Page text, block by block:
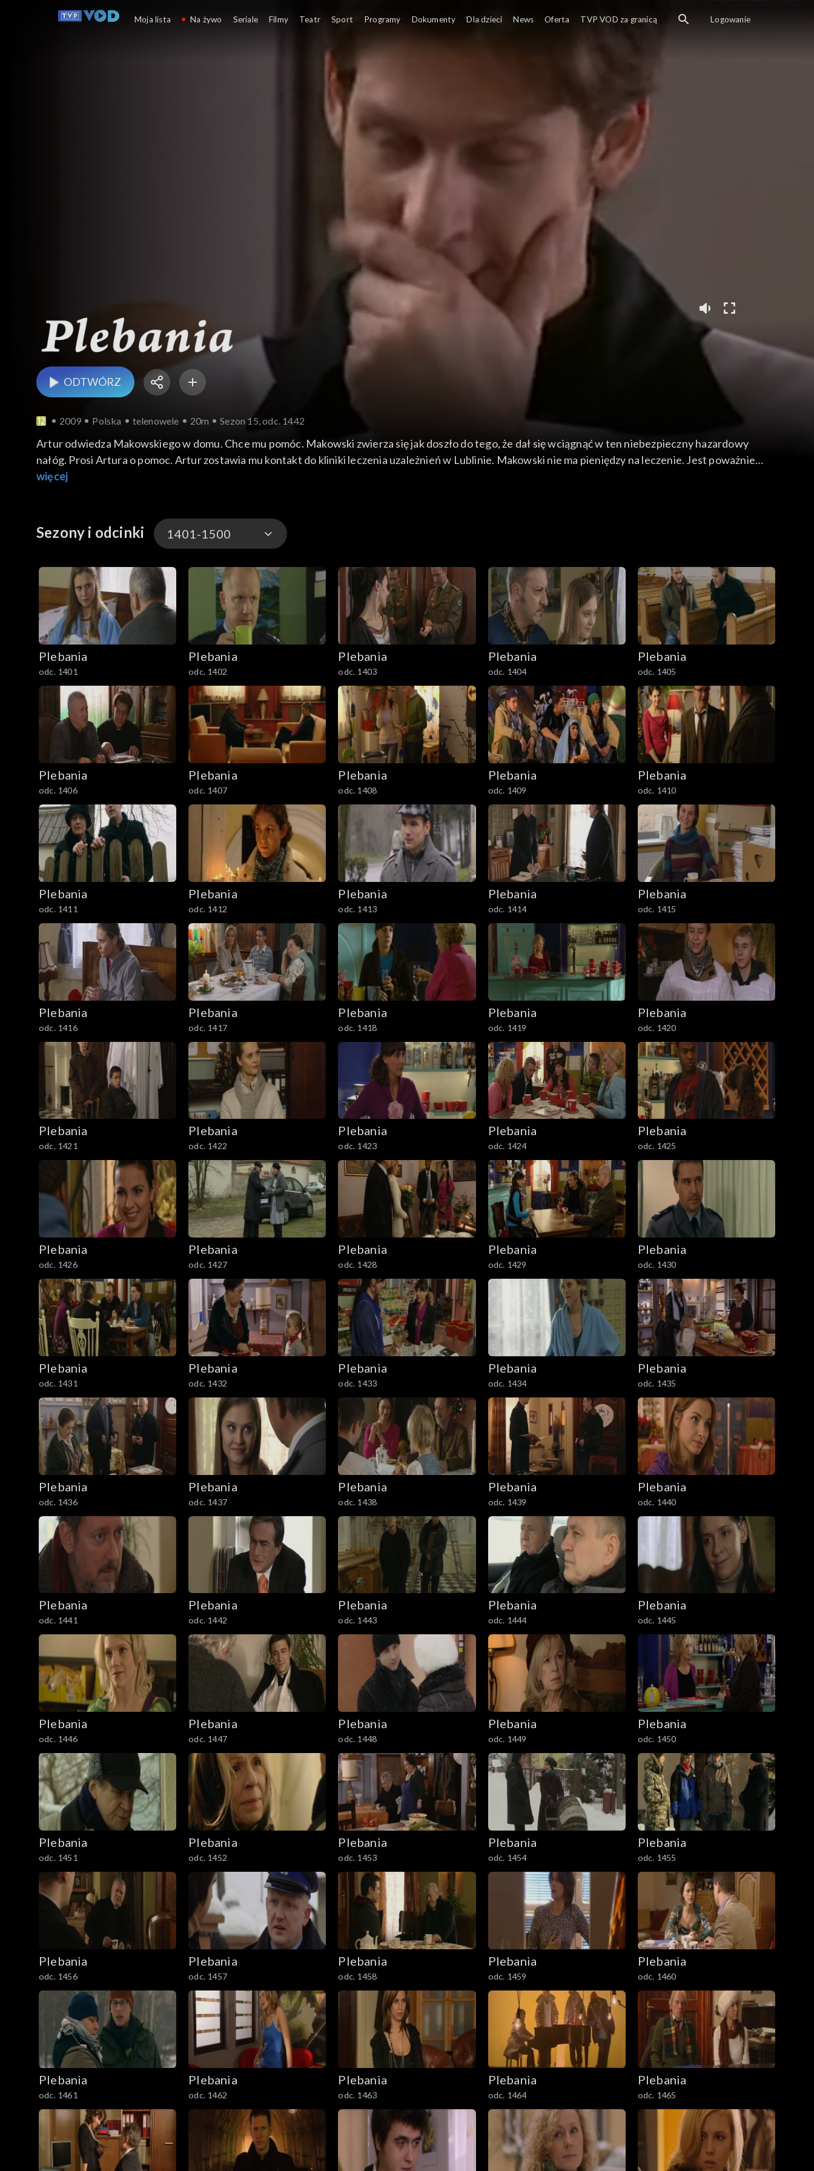
Plebania
ODTWÓRZ
2009 Polska telenowele 20m Sezon 15, odc. 1442
Artur odwiedza Makowskiego w domu. Chce mu pomóc. Makowski zwierza się jak doszło do tego, że dał się wciągnąć w ten niebezpieczny hazardowy
nałóg. Prosi Artura o pomoc. Artur zostawia mu kontakt do kliniki leczenia uzależnień w Lublinie. Makowski nie ma pieniędzy na leczenie. Jest poważnie
zadłużony...
więcej
Sezony i odcinki 1401-1500
1–100
201–300
301–400
401–500
501–600
601–700
701–800
801-900
1001-1100
1101-1200
1201-1300
1301-1400
1401-1500
1501-1600
1601-1700
1701-1800
1801–1829
Odcinki specjalne
Plebania
odc. 1401
Plebania
odc. 1402
Plebania
odc. 1403
Plebania
odc. 1404
Plebania
odc. 1405
Plebania
odc. 1406
Plebania
odc. 1407
Plebania
odc. 1408
Plebania
odc. 1409
Plebania
odc. 1410
Plebania
odc. 1411
Plebania
odc. 1412
Plebania
odc. 1413
Plebania
odc. 1414
Plebania
odc. 1415
Plebania
odc. 1416
Plebania
odc. 1417
Plebania
odc. 1418
Plebania
odc. 1419
Plebania
odc. 1420
Plebania
odc. 1421
Plebania
odc. 1422
Plebania
odc. 1423
Plebania
odc. 1424
Plebania
odc. 1425
Plebania
odc. 1426
Plebania
odc. 1427
Plebania
odc. 1428
Plebania
odc. 1429
Plebania
odc. 1430
Plebania
odc. 1431
Plebania
odc. 1432
Plebania
odc. 1433
Plebania
odc. 1434
Plebania
odc. 1435
Plebania
odc. 1436
Plebania
odc. 1437
Plebania
odc. 1438
Plebania
odc. 1439
Plebania
odc. 1440
Plebania
odc. 1441
Plebania
odc. 1442
Plebania
odc. 1443
Plebania
odc. 1444
Plebania
odc. 1445
Plebania
odc. 1446
Plebania
odc. 1447
Plebania
odc. 1448
Plebania
odc. 1449
Plebania
odc. 1450
Plebania
odc. 1451
Plebania
odc. 1452
Plebania
odc. 1453
Plebania
odc. 1454
Plebania
odc. 1455
Plebania
odc. 1456
Plebania
odc. 1457
Plebania
odc. 1458
Plebania
odc. 1459
Plebania
odc. 1460
Plebania
odc. 1461
Plebania
odc. 1462
Plebania
odc. 1463
Plebania
odc. 1464
Plebania
odc. 1465
Moja lista Na żywo Seriale Filmy Teatr Sport Programy Dokumenty Dla dzieci News Oferta TVP VOD za granicą Logowanie